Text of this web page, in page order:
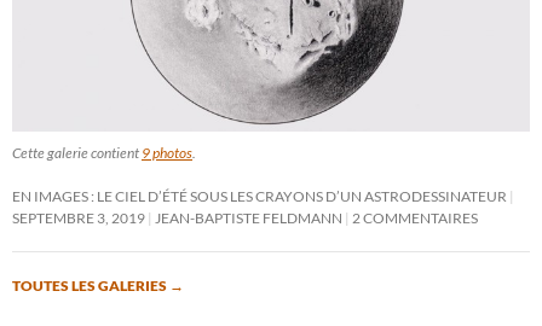
Cette galerie contient 9 photos
EN IMAGES : LE CIEL D’ÉTÉ SOUS LES CRAYONS D’UN ASTRODESSINATEUR
SEPTEMBRE 3, 2019
JEAN-BAPTISTE FELDMANN 2 COMMENTAIRES
TOUTES LES GALERIES →